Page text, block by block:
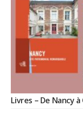
Livres – De Nancy